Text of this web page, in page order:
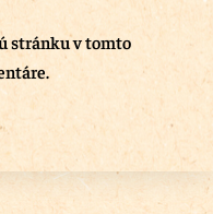
stránku v tomto